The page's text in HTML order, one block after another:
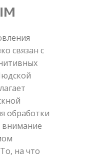
связан с
обработки
внимание
на что